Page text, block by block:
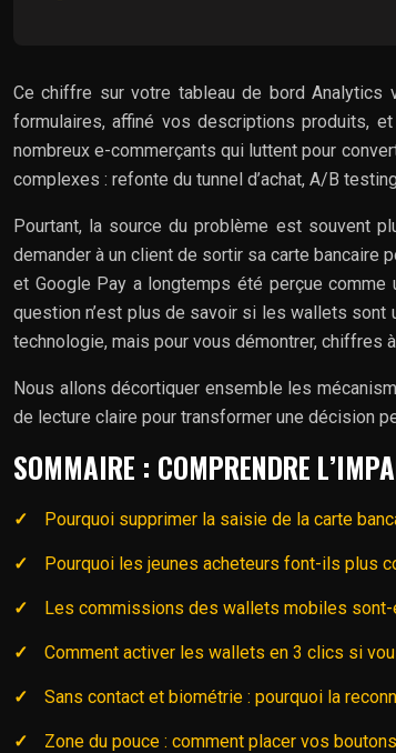
Ce chiffre sur votre tableau de bord Analytics
formulaires, affiné vos descriptions produits,
nombreux e-commerçants qui luttent pour
complexes : refonte du tunnel d’achat, A/B
Pourtant, la source du problème est souvent
demander à un client de sortir sa carte bancaire
et Google Pay a longtemps été perçue comme
question n’est plus de savoir si les wallets sont
technologie, mais pour vous démontrer, chiffres
Nous allons décortiquer ensemble les
de lecture claire pour transformer une décision
SOMMAIRE : COMPRENDRE
Pourquoi supprimer la saisie de la carte
Pourquoi les jeunes acheteurs font-ils plus
Les commissions des wallets mobiles
Comment activer les wallets en 3 clics si
Sans contact et biométrie : pourquoi la
Zone du pouce : comment placer vos